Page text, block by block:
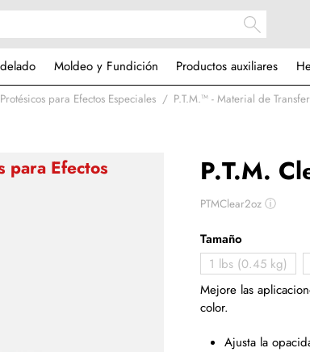
Moldeo y Fundición Productos auxiliares
para Efectos Especiales P.T.M.™ - Material de
P.T.M.
PTMClear2ozⓘ
para Efectos
Tamaño
1 lbs (0.45 kg)
Mejore las
color.
Ajusta la